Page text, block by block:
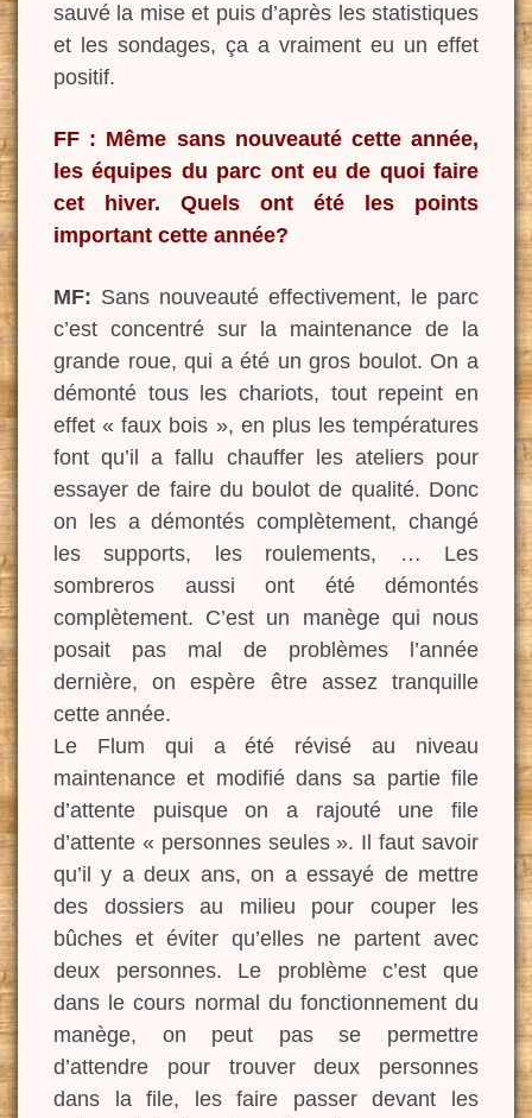
sauvé la mise et puis d’après les statistiques
et les sondages, ça a vraiment eu un effet
positif.
FF : Même sans nouveauté cette année,
les équipes du parc ont eu de quoi faire
cet hiver. Quels ont été les points
important cette année?
MF: Sans nouveauté effectivement, le parc
c’est concentré sur la maintenance de la
grande roue, qui a été un gros boulot. On a
démonté tous les chariots, tout repeint en
effet « faux bois », en plus les températures
font qu’il a fallu chauffer les ateliers pour
essayer de faire du boulot de qualité. Donc
on les a démontés complètement, changé
les supports, les roulements, … Les
sombreros aussi ont été démontés
complètement. C’est un manège qui nous
posait pas mal de problèmes l’année
dernière, on espère être assez tranquille
cette année.
Le Flum qui a été révisé au niveau
maintenance et modifié dans sa partie file
d’attente puisque on a rajouté une file
d’attente « personnes seules ». Il faut savoir
qu’il y a deux ans, on a essayé de mettre
des dossiers au milieu pour couper les
bûches et éviter qu’elles ne partent avec
deux personnes. Le problème c’est que
dans le cours normal du fonctionnement du
manège, on peut pas se permettre
d’attendre pour trouver deux personnes
dans la file, les faire passer devant les